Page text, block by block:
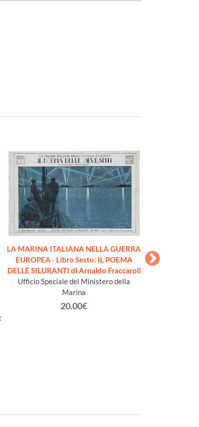
LA MARINA ITALIANA NELLA GUERRA
EUROPEA - Libro Sesto: IL POEMA
DELLE SILURANTI di Arnaldo Fraccaroli
Ufficio Speciale del Ministero della
Marina
20.00€
LA MARINA
EUROPEA